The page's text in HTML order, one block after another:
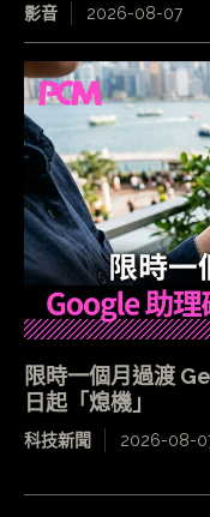
影音 2026-08-07
限時一個月過渡
日起「熄機」
科技新聞 2026-08-